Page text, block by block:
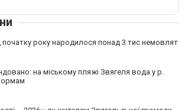
року народилося понад 3 тис немовлят
на міському пляжі Звягеля вода у р.